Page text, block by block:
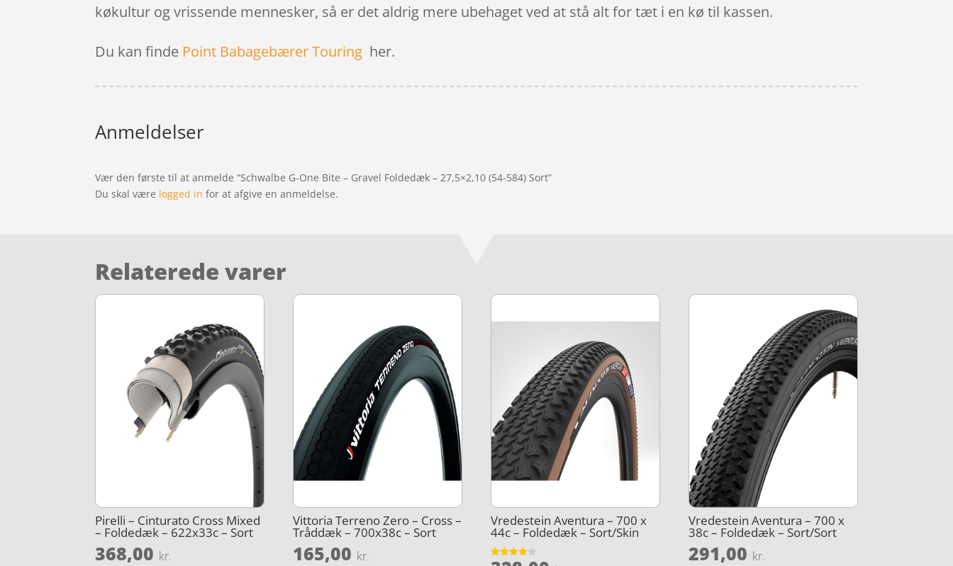
køkultur og vrissende mennesker, så er det aldrig mere ubehaget ved at stå alt for tæt i en kø til kassen.
Du kan finde Point Babagebærer Touring her.
Anmeldelser
Vær den første til at anmelde “Schwalbe G-One Bite – Gravel Foldedæk – 27,5×2,10 (54-584) Sort”
Du skal være logged in for at afgive en anmeldelse.
Relaterede varer
Pirelli – Cinturato Cross Mixed
– Foldedæk – 622x33c – Sort
368,00 kr.
Vittoria Terreno Zero – Cross –
Tråddæk – 700x38c – Sort
165,00 kr.
Vredestein Aventura – 700 x
44c – Foldedæk – Sort/Skin
Vurderet
Vredestein Aventura – 700 x
38c – Foldedæk – Sort/Sort
291,00 kr.